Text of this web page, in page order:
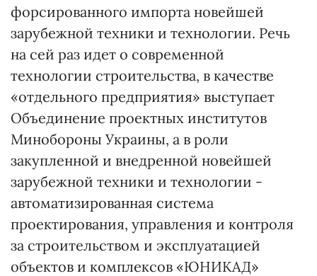
форсированного импорта новейшей
зарубежной техники и технологии. Речь
на сей раз идет о современной
технологии строительства, в качестве
«отдельного предприятия» выступает
Объединение проектных институтов
Минобороны Украины, а в роли
закупленной и внедренной новейшей
зарубежной техники и технологии -
автоматизированная система
проектирования, управления и контроля
за строительством и эксплуатацией
объектов и комплексов «ЮНИКАД»